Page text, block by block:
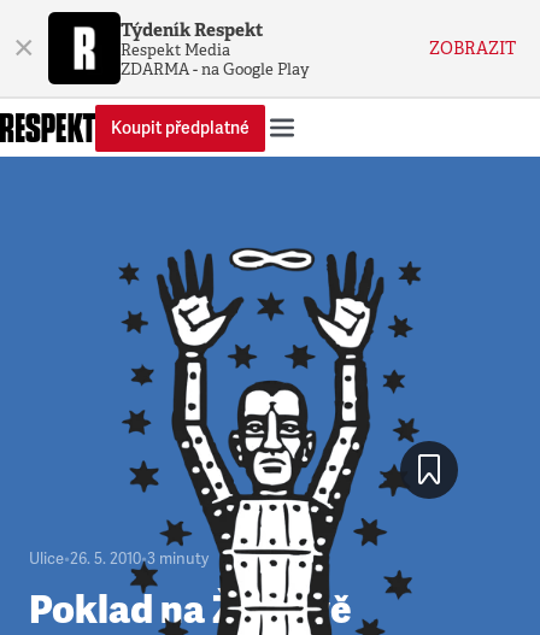
× Týdeník Respekt
Respekt Media
ZDARMA - na Google Play
ZOBRAZIT
Koupit předplatné
Ulice•26. 5. 2010•3 minuty
Poklad na Žižkově